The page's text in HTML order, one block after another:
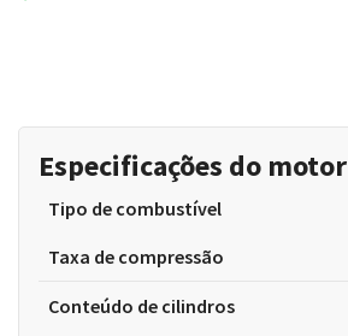
Especificações do motor
Tipo de combustível
Taxa de compressão
Conteúdo de cilindros